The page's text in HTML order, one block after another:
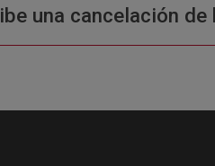
una cancelación de